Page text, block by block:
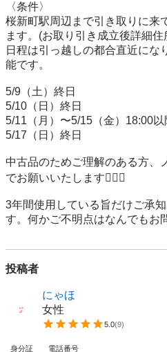
〈条件〉
桜新町駅周辺まで引き取りに来
ます。(お取り引き成立後詳細
日程は引っ越しの都合直近にな
能です。
5/9（土）終日
5/10（日）終日
5/11（月）〜5/15（金）18:00以
5/17（日）終日
中古品のためご理解のある方、
でお願いいたします🙇🏻‍♀️
3年間使用している旨だけご承
す。何かご不明点はなんでもお
投稿者
にゃほ
女性
5.0(9)
身分証 電話番号